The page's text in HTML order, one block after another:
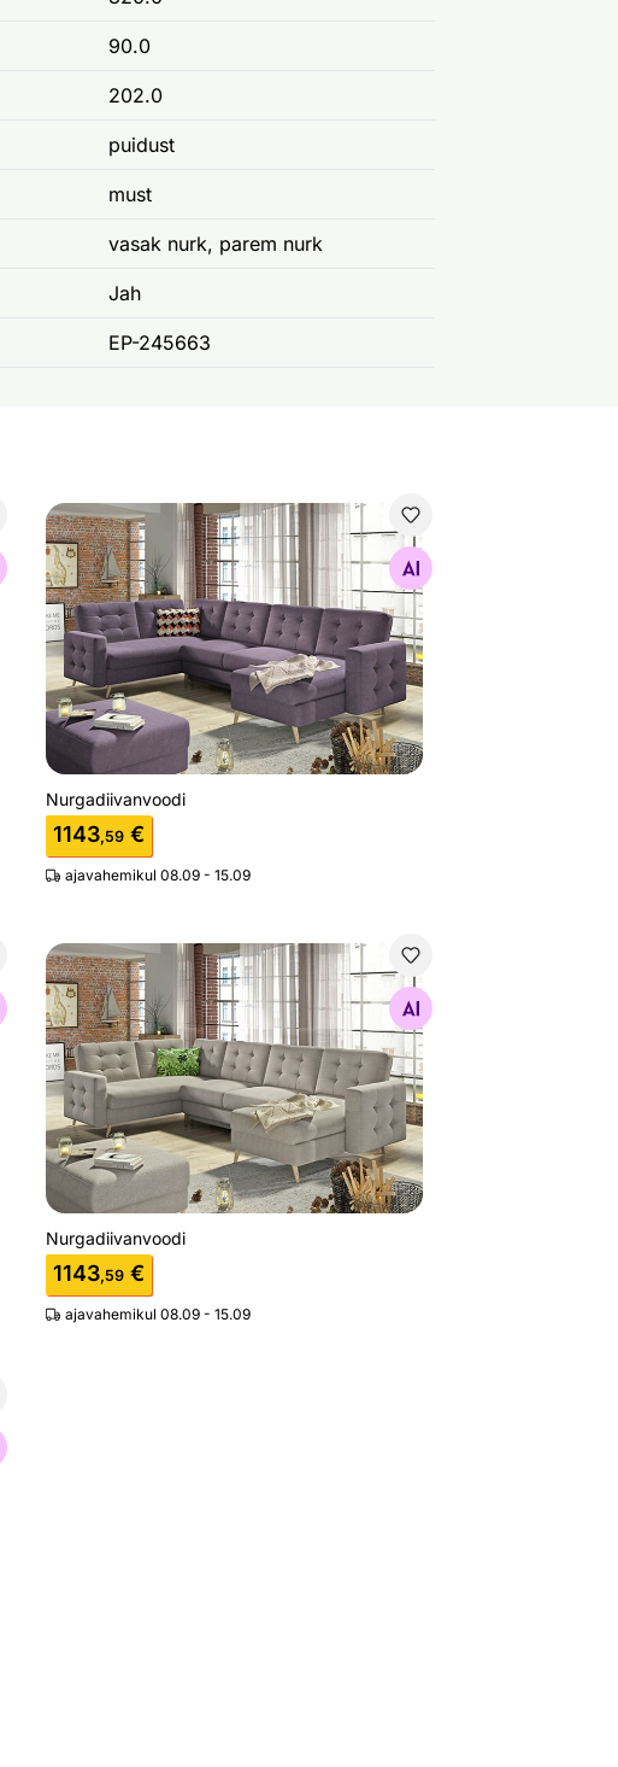
90.0
202.0
puidust
must
vasak nurk, parem nurk
Jah
EP-245663
Nurgadiivanvoodi
Otsi sarnaseid
Nurgadiivanvoodi
1143,59€
ajavahemikul 08.09 - 15.09
Nurgadiivanvoodi
Otsi sarnaseid
Nurgadiivanvoodi
1143,59€
ajavahemikul 08.09 - 15.09